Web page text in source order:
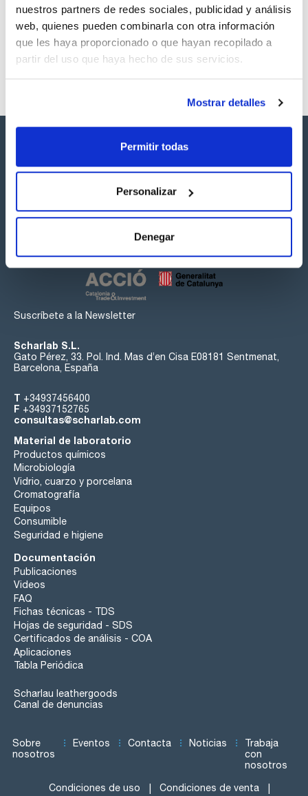
nuestros partners de redes sociales, publicidad y análisis
web, quienes pueden combinarla con otra información
que les haya proporcionado o que hayan recopilado a
partir del uso que haya hecho de sus servicios.
Mostrar detalles
Permitir todas
Personalizar
Denegar
listos para una entrega inmediata.
Suscríbete a la Newsletter
Scharlab S.L.
Gato Pérez, 33. Pol. Ind. Mas d’en Cisa E08181 Sentmenat,
Barcelona, España
T +34937456400
F +34937152765
consultas@scharlab.com
Material de laboratorio
Productos químicos
Microbiología
Vidrio, cuarzo y porcelana
Cromatografía
Equipos
Consumible
Seguridad e higiene
Documentación
Publicaciones
Videos
FAQ
Fichas técnicas - TDS
Hojas de seguridad - SDS
Certificados de análisis - COA
Aplicaciones
Tabla Periódica
Scharlau leathergoods
Canal de denuncias
Sobre
nosotros
Eventos Contacta Noticias
Trabaja
con
nosotros
Condiciones de uso Condiciones de venta